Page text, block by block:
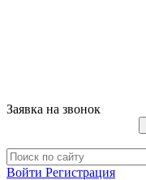
Заявка на звонок
Войти Регистрация